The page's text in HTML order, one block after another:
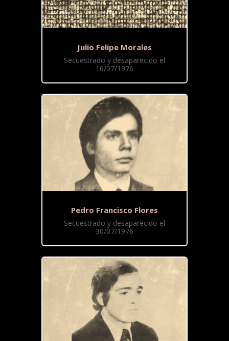
Julio Felipe Morales
Secuestrado y desaparecido el
16/07/1976
Pedro Francisco Flores
Secuestrado y desaparecido el
30/07/1976